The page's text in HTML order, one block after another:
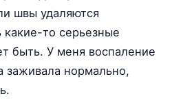
швы удаляются
какие-то серьезные
быть. У меня воспаление
заживала нормально,